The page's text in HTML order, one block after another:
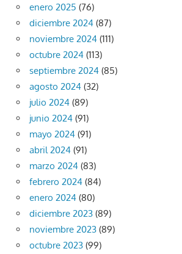
enero 2025 (76)
diciembre 2024 (87)
noviembre 2024 (111)
octubre 2024 (113)
septiembre 2024 (85)
agosto 2024 (32)
julio 2024 (89)
junio 2024 (91)
mayo 2024 (91)
abril 2024 (91)
marzo 2024 (83)
febrero 2024 (84)
enero 2024 (80)
diciembre 2023 (89)
noviembre 2023 (89)
octubre 2023 (99)